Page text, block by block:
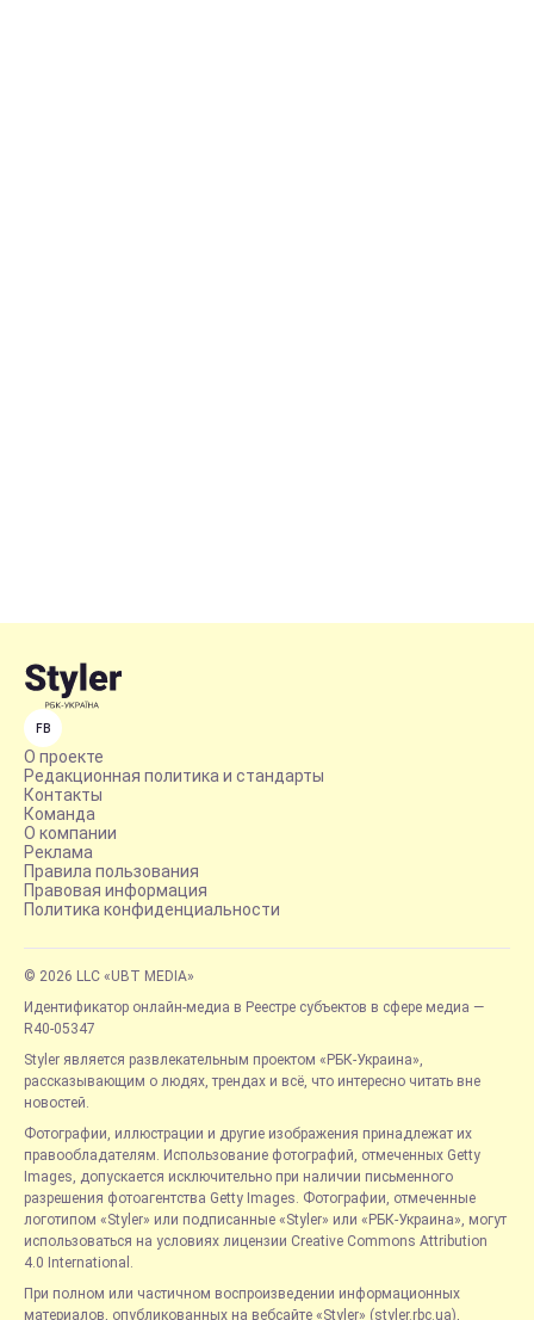
FB
О проекте
Редакционная политика и стандарты
Контакты
Команда
О компании
Реклама
Правила пользования
Правовая информация
Политика конфиденциальности
© 2026 LLC «UBT MEDIA»
Идентификатор онлайн-медиа в Реестре субъектов в сфере медиа —
R40-05347
Styler является развлекательным проектом «РБК-Украина»,
рассказывающим о людях, трендах и всё, что интересно читать вне
новостей.
Фотографии, иллюстрации и другие изображения принадлежат их
правообладателям. Использование фотографий, отмеченных Getty
Images, допускается исключительно при наличии письменного
разрешения фотоагентства Getty Images. Фотографии, отмеченные
логотипом «Styler» или подписанные «Styler» или «РБК-Украина», могут
использоваться на условиях лицензии Creative Commons Attribution
4.0 International.
При полном или частичном воспроизведении информационных
материалов, опубликованных на вебсайте «Styler» (styler.rbc.ua),